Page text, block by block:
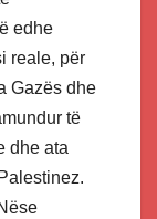
edhe
reale, për
Gazës dhe
të
dhe ata